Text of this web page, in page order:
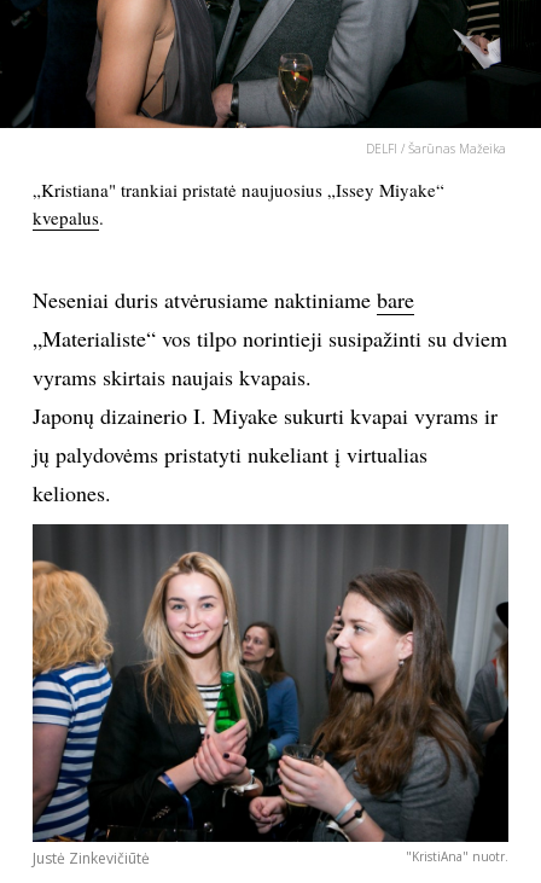
PSICHOLOGIJA
HOROSKOPAI
KULTŪRA
LAISVALAIKIS
KINAS
TEATRAS
SPORTAS
FOTOGRAFIJA
MENAS
ORAI
DELFI / Šarūnas Mažeika
„Kristiana" trankiai pristatė naujuosius „Issey Miyake“
kvepalus.
Neseniai duris atvėrusiame naktiniame bare
„Materialiste“ vos tilpo norintieji susipažinti su dviem
vyrams skirtais naujais kvapais.
Japonų dizainerio I. Miyake sukurti kvapai vyrams ir
jų palydovėms pristatyti nukeliant į virtualias
keliones.
Justė Zinkevičiūtė "KristiAna" nuotr.